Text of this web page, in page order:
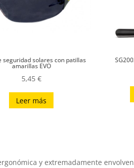
seguridad solares con patillas
amarillas EVO
5,45 €
Leer más
y extremadamente